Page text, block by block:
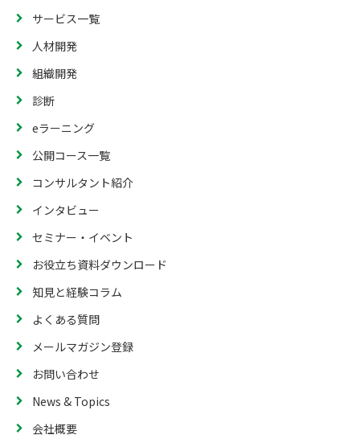
サービス一覧
人材開発
組織開発
診断
eラーニング
公開コース一覧
コンサルタント紹介
インタビュー
セミナー・イベント
お役立ち資料ダウンロード
知見と経験コラム
よくある質問
メールマガジン登録
お問い合わせ
News & Topics
会社概要